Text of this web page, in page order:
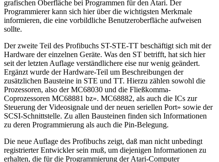
grafischen Oberfläche bei Programmen für den Atari. Der
Programmierer kann sich hier über die wichtigsten Merkmale
informieren, die eine vorbildliche Benutzeroberfläche aufweisen
sollte.
Der zweite Teil des Profibuchs ST-STE-TT beschäftigt sich mit der
Hardware der einzelnen Geräte. Was den ST betrifft, hat sich hier
seit der letzten Auflage verständlichere eise nur wenig geändert.
Ergänzt wurde der Hardware-Teil um Beschreibungen der
zusätzlichen Bausteine in STE und TT. Hierzu zählen sowohl die
Prozessoren, also der MC68030 und die Fließkomma-
Coprozessoren MC68881 bz». MC68882, als auch die ICs zur
Steuerung der Videosignale und der neuen seriellen Port» sowie der
SCSI-Schnittstelle. Zu allen Bausteinen finden sich Informationen
zu deren Programmierung als auch die Pin-Belegung.
Die neue Auflage des Profibuchs zeigt, daß man nicht unbedingt
registrierter Entwickler sein muß, um diejenigen Informationen zu
erhalten, die für die Programmierung der Atari-Computer